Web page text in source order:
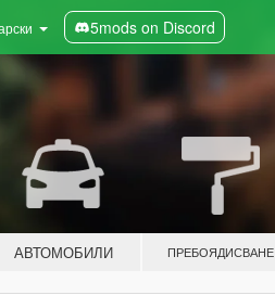
5mods on Discord
АВТОМОБИЛИ ПРЕБОЯДИСВАНЕ